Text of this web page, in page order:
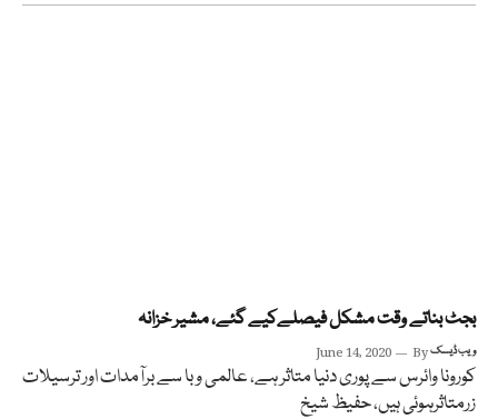
بجٹ بناتے وقت مشکل فیصلےکیے گئے، مشیر خزانہ
June 14, 2020 Byویب ڈیسک
کورونا وائرس سے پوری دنیا متاثر ہے، عالمی وبا سے برآمدات اور ترسیلات
زرمتاثرہوئی ہیں، حفیظ شیخ